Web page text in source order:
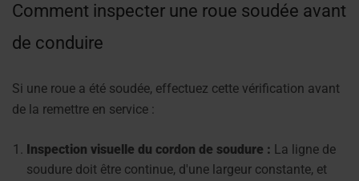
Comment inspecter une roue soudée avant
de conduire
Si une roue a été soudée, effectuez cette vérification avant
de la remettre en service :
Inspection visuelle du cordon de soudure : La ligne de
soudure doit être continue, d'une largeur constante, et